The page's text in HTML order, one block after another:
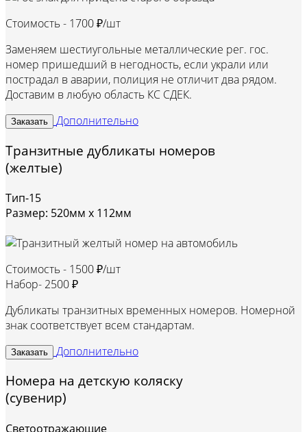
Стоимость - 1700 ₽/шт
Заменяем шестиугольные металлические рег. гос.
номер пришедший в негодность, если украли или
пострадал в аварии, полиция не отличит два рядом.
Доставим в любую область КС СДЕК.
Заказать Дополнительно
Транзитные дубликаты номеров
(желтые)
Тип-15
Размер: 520мм х 112мм
Стоимость - 1500 ₽/шт
Набор- 2500 ₽
Дубликаты транзитных временных номеров. Номерной
знак соответствует всем стандартам.
Заказать Дополнительно
Номера на детскую коляску
(сувенир)
Светоотражающие